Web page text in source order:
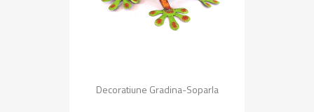
Decoratiune Gradina-Soparla